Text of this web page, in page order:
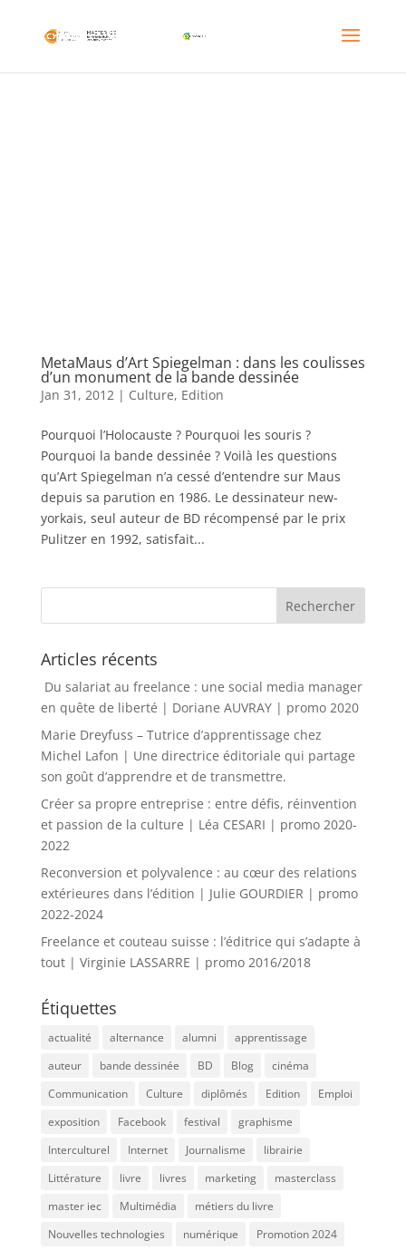
MetaMaus d’Art Spiegelman : dans les coulisses
d’un monument de la bande dessinée
Jan 31, 2012| Culture, Edition
Pourquoi l’Holocauste ? Pourquoi les souris ?
Pourquoi la bande dessinée ? Voilà les questions
qu’Art Spiegelman n’a cessé d’entendre sur Maus
depuis sa parution en 1986. Le dessinateur new-
yorkais, seul auteur de BD récompensé par le prix
Pulitzer en 1992, satisfait...
Articles récents
Du salariat au freelance : une social media manager
en quête de liberté | Doriane AUVRAY | promo 2020
Marie Dreyfuss – Tutrice d’apprentissage chez
Michel Lafon | Une directrice éditoriale qui partage
son goût d’apprendre et de transmettre.
Créer sa propre entreprise : entre défis, réinvention
et passion de la culture | Léa CESARI | promo 2020-
2022
Reconversion et polyvalence : au cœur des relations
extérieures dans l’édition | Julie GOURDIER | promo
2022-2024
Freelance et couteau suisse : l’éditrice qui s’adapte à
tout | Virginie LASSARRE | promo 2016/2018
Étiquettes
actualité alternance alumni
apprentissage
auteur
bande dessinée BD Blog
cinéma
Communication
Culture diplômés Edition
Emploi
exposition
Facebook festival
graphisme
Interculturel
Internet Journalisme
librairie
Littérature
livre livres marketing
masterclass
master iec
Multimédia
métiers du livre
Nouvelles technologies
numérique
Promotion 2024